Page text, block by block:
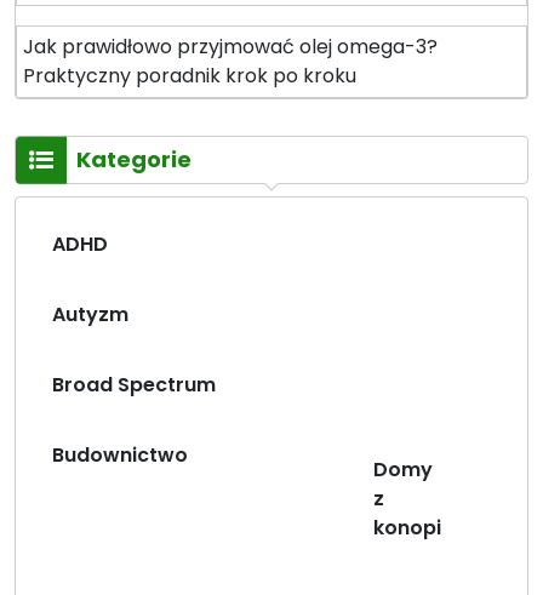
Jak prawidłowo przyjmować olej omega-3?
Praktyczny poradnik krok po kroku
Kategorie
ADHD
Autyzm
Broad Spectrum
Budownictwo
Domy
z
konopi